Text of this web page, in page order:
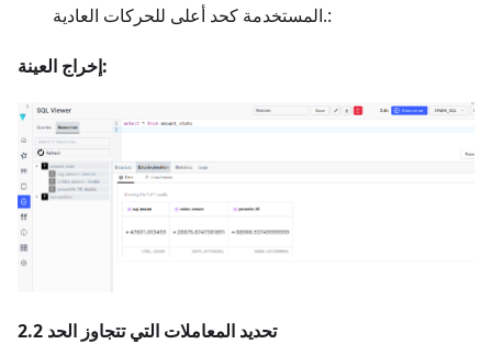
المستخدمة كحد أعلى للحركات العادية.:
إخراج العينة:
2.2 تحديد المعاملات التي تتجاوز الحد